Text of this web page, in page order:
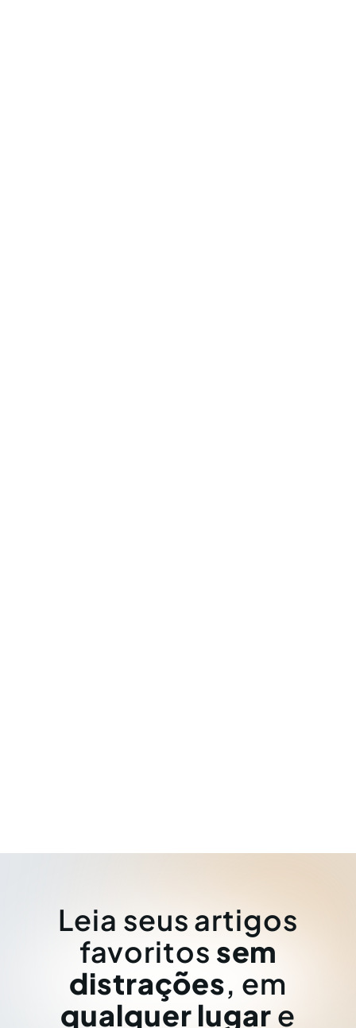
Leia seus artigos
favoritos sem
distrações, em
qualquer lugar e